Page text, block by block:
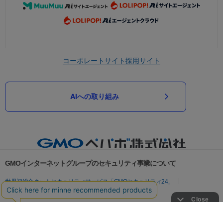
コーポレートサイト採用サイト
AIへの取り組み
GMOインターネットグループのセキュリティ事業について
世界初総合ネットセキュリティサービス「GMOセキュリティ24」
パスワード漏洩診断
Webサイトリスク診断